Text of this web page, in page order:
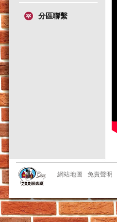
分區聯繫
網站地圖 免責聲明